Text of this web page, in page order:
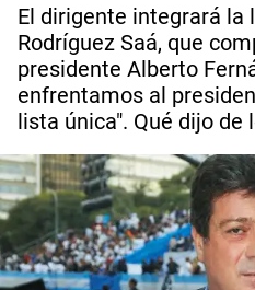
El dirigente integrará la
Rodríguez Saá, que
presidente Alberto
enfrentamos al
lista única". Qué dijo